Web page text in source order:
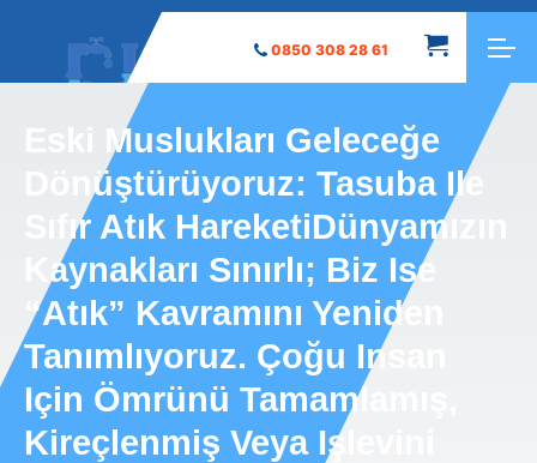
0850 308 28 61
Eski Muslukları Geleceğe
Dönüştürüyoruz: Tasuba Ile
Sıfır Atık HareketiDünyamızın
Kaynakları Sınırlı; Biz Ise
“atık” Kavramını Yeniden
Tanımlıyoruz. Çoğu Insan
Için Ömrünü Tamamlamış,
Kireçlenmiş Veya Işlevini